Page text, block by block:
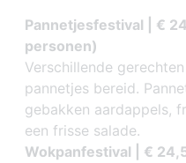
Pannetjesfestival | €
personen)
Verschillende
pannetjes bereid.
gebakken aardappels,
een frisse salade.
Wokpanfestival | €